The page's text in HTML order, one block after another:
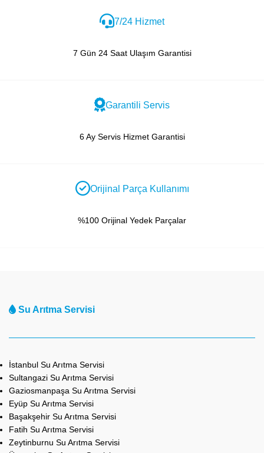
7/24 Hizmet
7 Gün 24 Saat Ulaşım Garantisi
Garantili Servis
6 Ay Servis Hizmet Garantisi
Orijinal Parça Kullanımı
%100 Orijinal Yedek Parçalar
Su Arıtma Servisi
İstanbul Su Arıtma Servisi
Sultangazi Su Arıtma Servisi
Gaziosmanpaşa Su Arıtma Servisi
Eyüp Su Arıtma Servisi
Başakşehir Su Arıtma Servisi
Fatih Su Arıtma Servisi
Zeytinburnu Su Arıtma Servisi